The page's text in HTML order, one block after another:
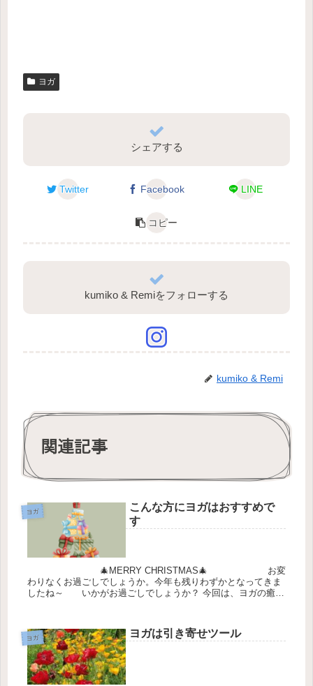
ヨガ
シェアする
Twitter Facebook LINE
コピー
kumiko & Remiをフォローする
kumiko & Remi
関連記事
ヨガ
こんな方にヨガはおすすめで
す
🎄MERRY CHRISTMAS🎄 お変
わりなくお過ごしでしょうか。今年も残りわずかとなってきま
したね～ いかがお過ごしでしょうか？ 今回は、ヨガの癒し
ヨガ ヨガは引き寄せツール